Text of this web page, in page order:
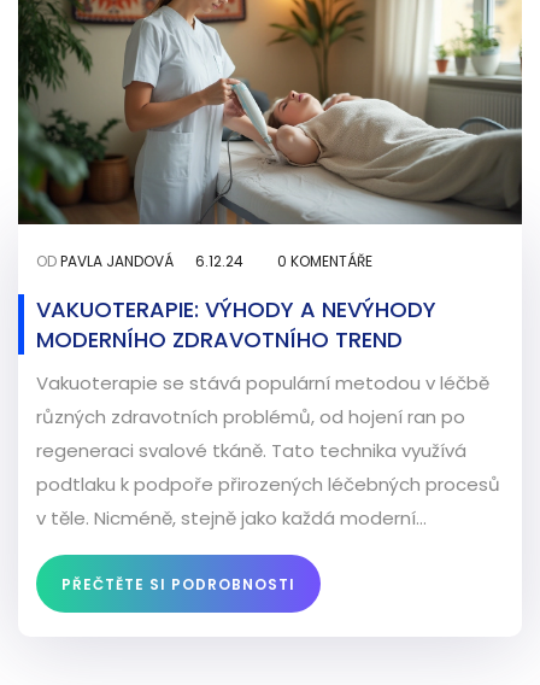
ODPAVLA JANDOVÁ 6.12.24 0 KOMENTÁŘE
VAKUOTERAPIE: VÝHODY A NEVÝHODY
MODERNÍHO ZDRAVOTNÍHO TREND
Vakuoterapie se stává populární metodou v léčbě
různých zdravotních problémů, od hojení ran po
regeneraci svalové tkáně. Tato technika využívá
podtlaku k podpoře přirozených léčebných procesů
v těle. Nicméně, stejně jako každá moderní
technologie, i vakuoterapie má své přínosy i rizika,
které je důležité zvážit. Tento článek podrobně
rozebírá účinky vakuoterapie na lidské tělo a jak
PŘEČTĚTE SI PODROBNOSTI